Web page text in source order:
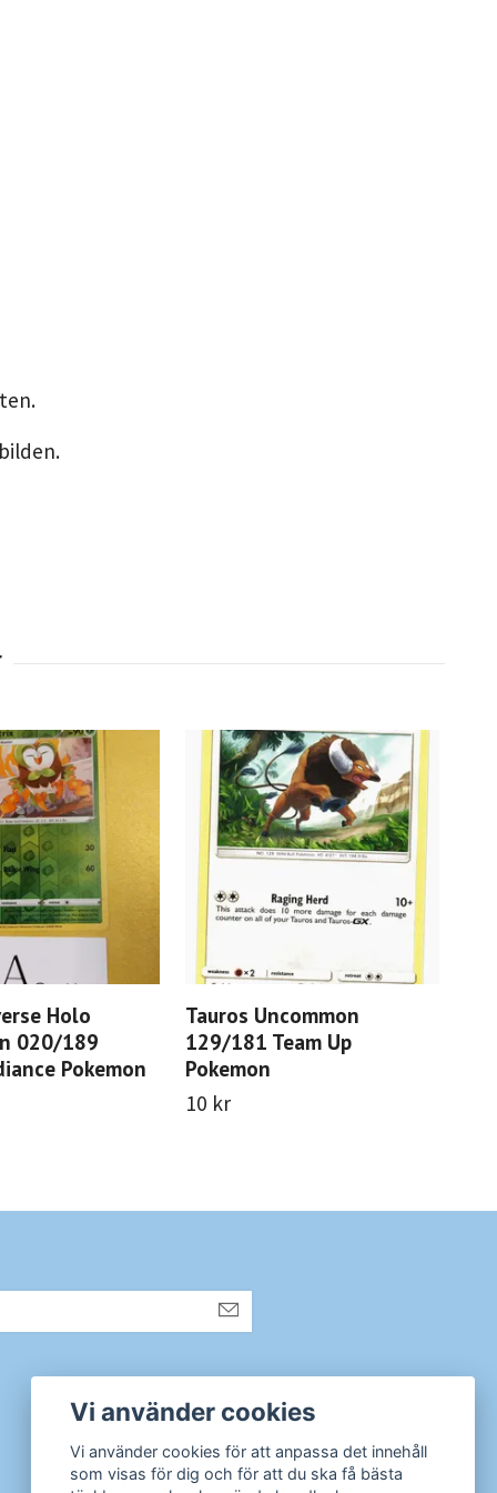
Holo
020/189
Pokemon
Tauros Uncommon
129/181 Team Up
Pokemon
10 kr
Instagram
Vi använder cookies
Vi använder cookies för att anpassa det innehåll
som visas för dig och för att du ska få bästa